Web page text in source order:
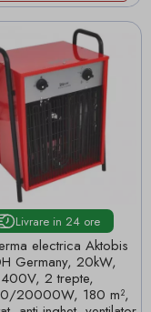
Livrare in 24 ore
electrica Aktobis
Germany, 20kW,
400V, 2 trepte,
20000W, 180 m²,